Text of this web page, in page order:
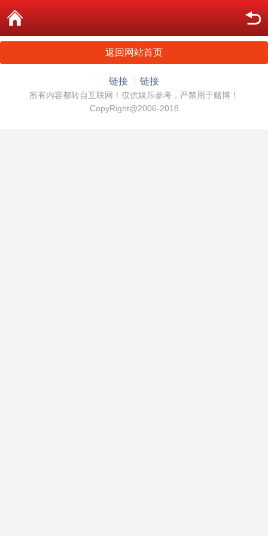
返回网站首页
链接 链接
所有内容都转自互联网！仅供娱乐参考，严禁用于赌博！
CopyRight@2006-2018